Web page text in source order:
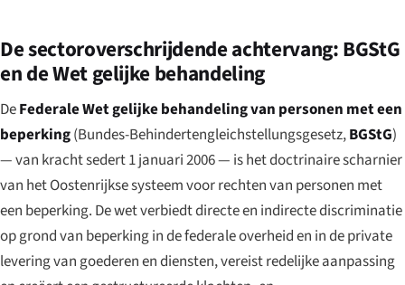
De sectoroverschrijdende achtervang: BGStG
en de Wet gelijke behandeling
DeFederale Wet gelijke behandeling van personen met een
beperking(Bundes-Behindertengleichstellungsgesetz,BGStG)
— van kracht sedert 1 januari 2006 — is het doctrinaire scharnier
van het Oostenrijkse systeem voor rechten van personen met
een beperking. De wet verbiedt directe en indirecte discriminatie
op grond van beperking in de federale overheid en in de private
levering van goederen en diensten, vereist redelijke aanpassing